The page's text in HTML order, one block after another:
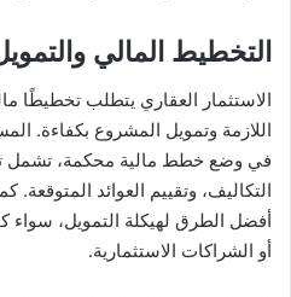
التخطيط المالي
الاستثمار العقاري يتطلب تخطيطًا
اللازمة وتمويل المشروع بكفاءة.
في وضع خطط مالية محكمة، تشمل
التكاليف، وتقييم العوائد
أفضل الطرق لهيكلة التمويل،
أو الشراكات الاستثمارية.